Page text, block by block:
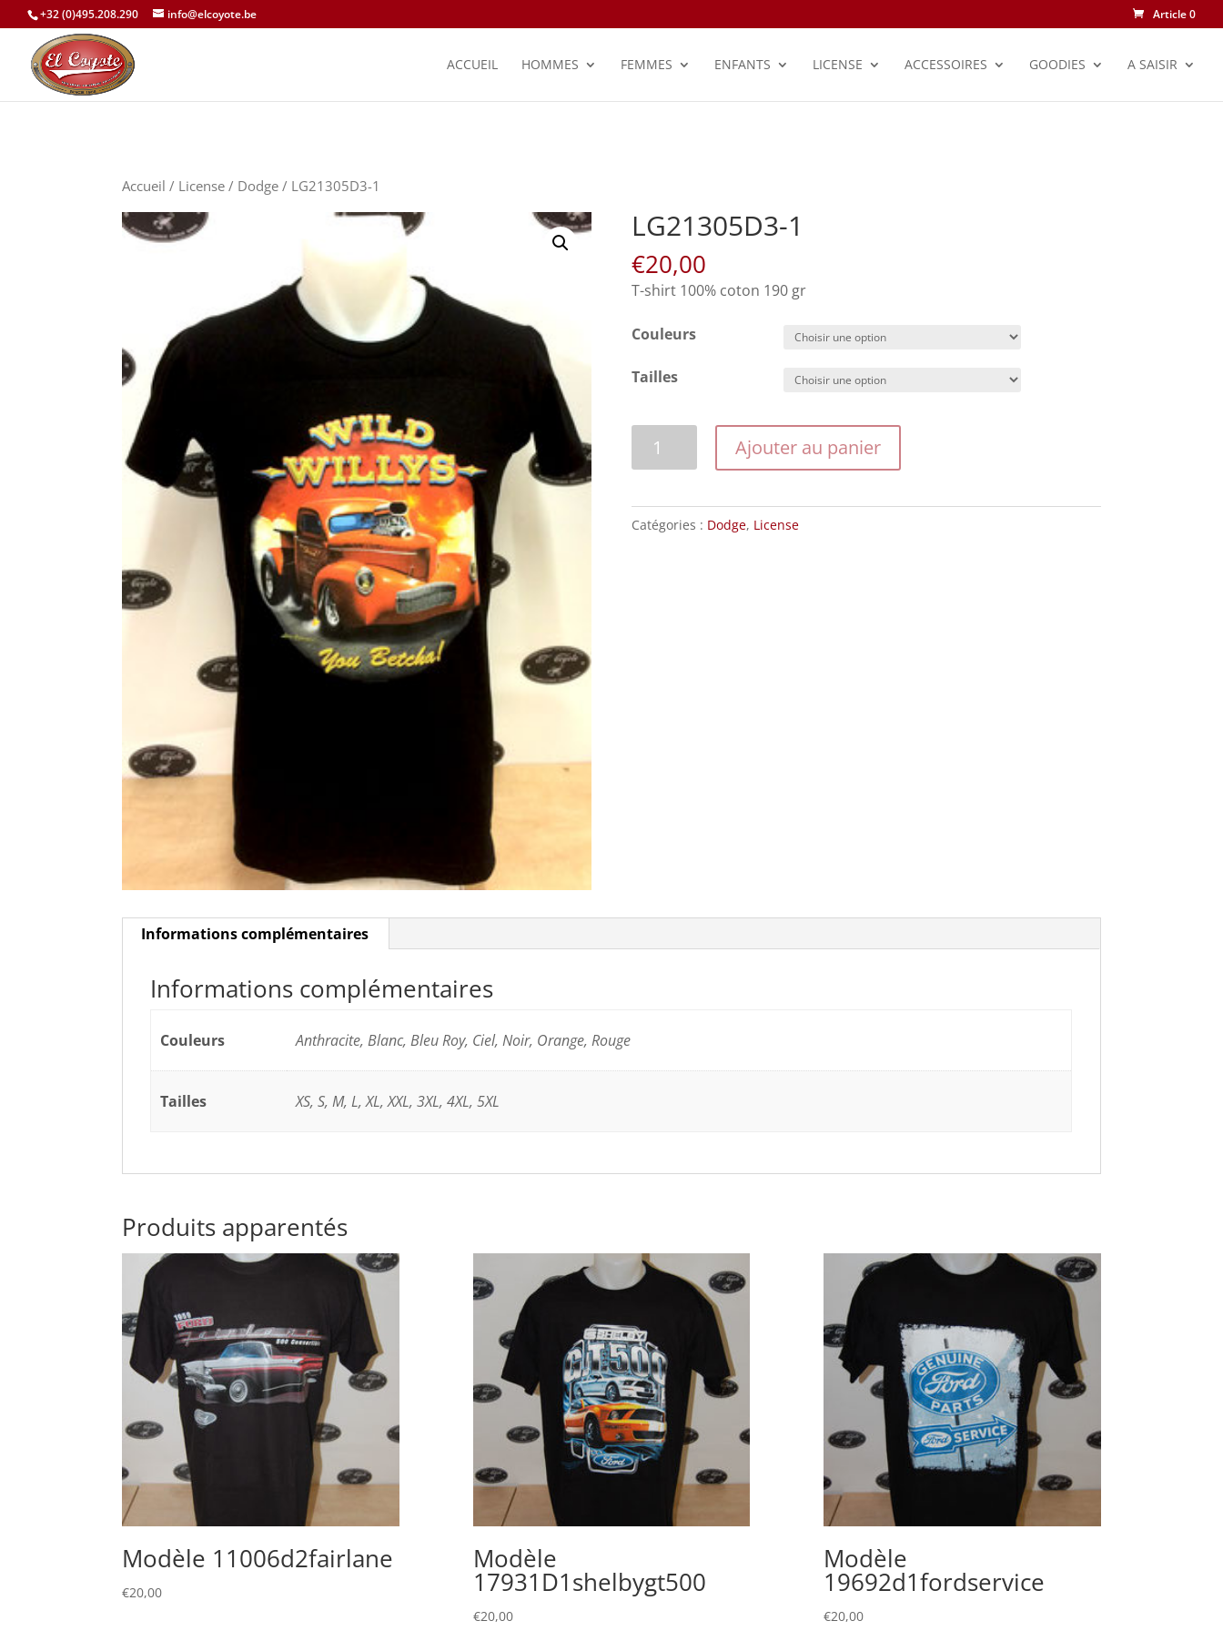
+32 (0)495.208.290 info@elcoyote.be Article 0
ACCUEIL HOMMES FEMMES ENFANTS LICENSE ACCESSOIRES GOODIES A SAISIR
Accueil / License / Dodge / LG21305D3-1
LG21305D3-1
€20,00
T-shirt 100% coton 190 gr
Couleurs
Tailles
1
Ajouter au panier
Catégories : Dodge, License
Informations complémentaires
Informations complémentaires
Couleurs Anthracite, Blanc, Bleu Roy, Ciel, Noir, Orange, Rouge
Tailles XS, S, M, L, XL, XXL, 3XL, 4XL, 5XL
Produits apparentés
Modèle 11006d2fairlane
€20,00
Modèle
17931D1shelbygt500
€20,00
Modèle
19692d1fordservice
€20,00